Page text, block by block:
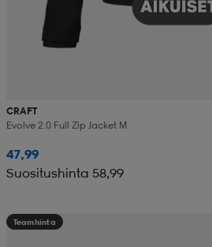
CRAFT
Evolve 2.0 Full Zip Jacket M
47,99
Suositushinta 58,99
Teamhinta